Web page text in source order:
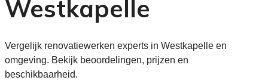
Westkapelle
Vergelijk renovatiewerken experts in Westkapelle en
omgeving. Bekijk beoordelingen, prijzen en
beschikbaarheid.